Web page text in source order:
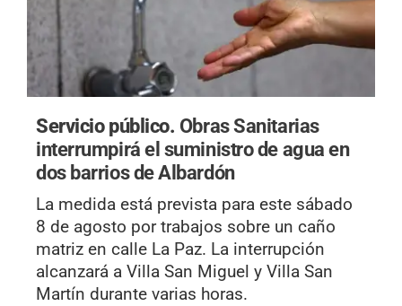
Servicio público. Obras Sanitarias
interrumpirá el suministro de agua en
dos barrios de Albardón
La medida está prevista para este sábado
8 de agosto por trabajos sobre un caño
matriz en calle La Paz. La interrupción
alcanzará a Villa San Miguel y Villa San
Martín durante varias horas.